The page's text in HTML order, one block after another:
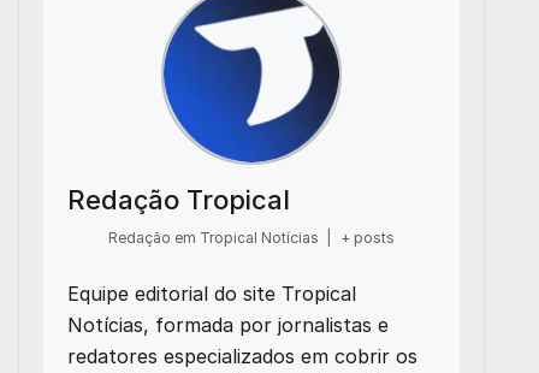
Redação Tropical
Redação em Tropical Notícias + posts
Equipe editorial do site Tropical
Notícias, formada por jornalistas e
redatores especializados em cobrir os